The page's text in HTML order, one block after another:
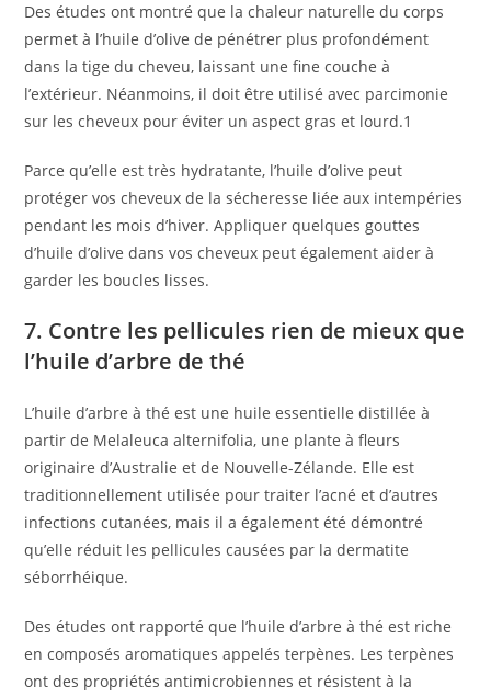
Des études ont montré que la chaleur naturelle du corps
permet à l’huile d’olive de pénétrer plus profondément
dans la tige du cheveu, laissant une fine couche à
l’extérieur. Néanmoins, il doit être utilisé avec parcimonie
sur les cheveux pour éviter un aspect gras et lourd.1
Parce qu’elle est très hydratante, l’huile d’olive peut
protéger vos cheveux de la sécheresse liée aux intempéries
pendant les mois d’hiver. Appliquer quelques gouttes
d’huile d’olive dans vos cheveux peut également aider à
garder les boucles lisses.
7. Contre les pellicules rien de mieux que
l’huile d’arbre de thé
L’huile d’arbre à thé est une huile essentielle distillée à
partir de Melaleuca alternifolia, une plante à fleurs
originaire d’Australie et de Nouvelle-Zélande. Elle est
traditionnellement utilisée pour traiter l’acné et d’autres
infections cutanées, mais il a également été démontré
qu’elle réduit les pellicules causées par la dermatite
séborrhéique.
Des études ont rapporté que l’huile d’arbre à thé est riche
en composés aromatiques appelés terpènes. Les terpènes
ont des propriétés antimicrobiennes et résistent à la